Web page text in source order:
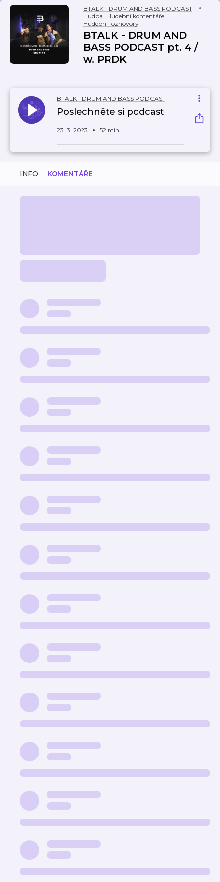
BTALK - DRUM AND BASS PODCAST
Hudba, Hudební komentáře,
Hudební rozhovory
BTALK - DRUM AND
BASS PODCAST pt. 4 /
w. PRDK
BTALK - DRUM AND BASS PODCAST
Poslechněte si podcast
23. 3. 2023 52 min
INFO KOMENTÁŘE